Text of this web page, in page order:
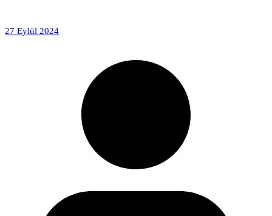
27 Eylül 2024